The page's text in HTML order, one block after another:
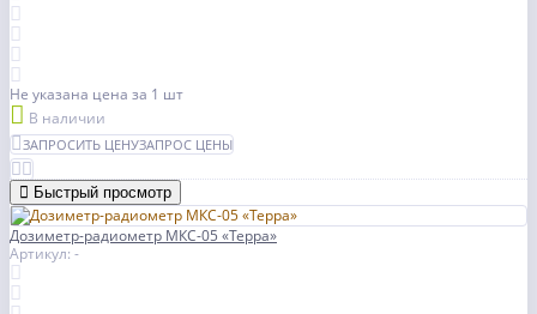
Не указана цена за 1 шт
В наличии
ЗАПРОСИТЬ ЦЕНУЗАПРОС ЦЕНЫ
Быстрый просмотр
Дозиметр-радиометр МКС-05 «Терра»
Артикул: -